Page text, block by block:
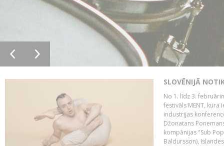
SLOVĒNIJĀ
No 1. līdz 3.
festivāls MENT, kura
industrijas
Džonatans
kompānijas "Sub
Baldursson),